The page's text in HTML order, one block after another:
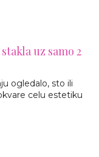
uz samo 2
ogledalo, sto ili
celu estetiku